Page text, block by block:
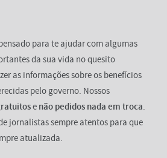
para te ajudar com algumas
da sua vida no quesito
as informações sobre os benefícios
pelo governo. Nossos
e não pedidos nada em troca.
jornalistas sempre atentos para que
atualizada.